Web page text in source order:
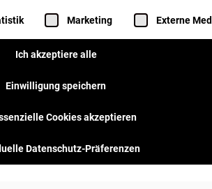
der
der Service-Gruppen, für
Marketing Externe
Ich akzeptiere alle
Einwilligung speichern
Cookies akzeptieren
Datenschutz-Präferenzen